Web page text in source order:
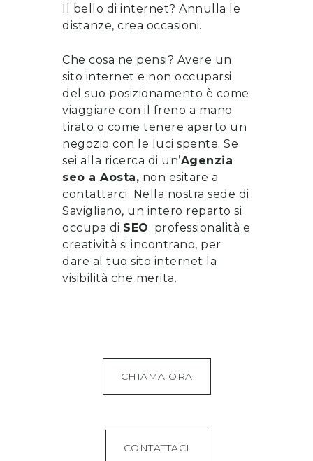
Il bello di internet? Annulla le
distanze, crea occasioni.
Che cosa ne pensi? Avere un
sito internet e non occuparsi
del suo posizionamento è come
viaggiare con il freno a mano
tirato o come tenere aperto un
negozio con le luci spente. Se
sei alla ricerca di un’Agenzia
seo a Aosta, non esitare a
contattarci. Nella nostra sede di
Savigliano, un intero reparto si
occupa di SEO: professionalità e
creatività si incontrano, per
dare al tuo sito internet la
visibilità che merita.
CHIAMA ORA
CONTATTACI